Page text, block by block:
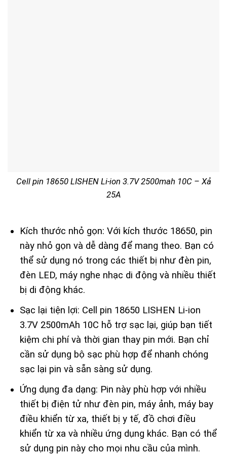
Cell pin 18650 LISHEN Li-ion 3.7V 2500mah 10C – Xả
25A
Kích thước nhỏ gọn: Với kích thước 18650, pin
này nhỏ gọn và dễ dàng để mang theo. Bạn có
thể sử dụng nó trong các thiết bị như đèn pin,
đèn LED, máy nghe nhạc di động và nhiều thiết
bị di động khác.
Sạc lại tiện lợi: Cell pin 18650 LISHEN Li-ion
3.7V 2500mAh 10C hỗ trợ sạc lại, giúp bạn tiết
kiệm chi phí và thời gian thay pin mới. Bạn chỉ
cần sử dụng bộ sạc phù hợp để nhanh chóng
sạc lại pin và sẵn sàng sử dụng.
Ứng dụng đa dạng: Pin này phù hợp với nhiều
thiết bị điện tử như đèn pin, máy ảnh, máy bay
điều khiển từ xa, thiết bị y tế, đồ chơi điều
khiển từ xa và nhiều ứng dụng khác. Bạn có thể
sử dụng pin này cho mọi nhu cầu của mình.